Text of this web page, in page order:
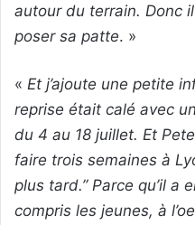
autour du terrain. Donc
poser sa patte. »
« Et j’ajoute une petite
reprise était calé avec
du 4 au 18 juillet. Et
faire trois semaines à
plus tard.” Parce qu’il a
compris les jeunes, à